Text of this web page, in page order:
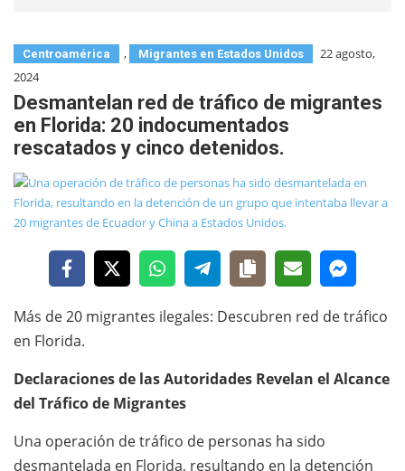
Centroamérica , Migrantes en Estados Unidos
22 agosto,
2024
Desmantelan red de tráfico de migrantes
en Florida: 20 indocumentados
rescatados y cinco detenidos.
Más de 20 migrantes ilegales: Descubren red de tráfico
en Florida.
Declaraciones de las Autoridades Revelan el Alcance
del Tráfico de Migrantes
Una operación de tráfico de personas ha sido
desmantelada en Florida, resultando en la detención